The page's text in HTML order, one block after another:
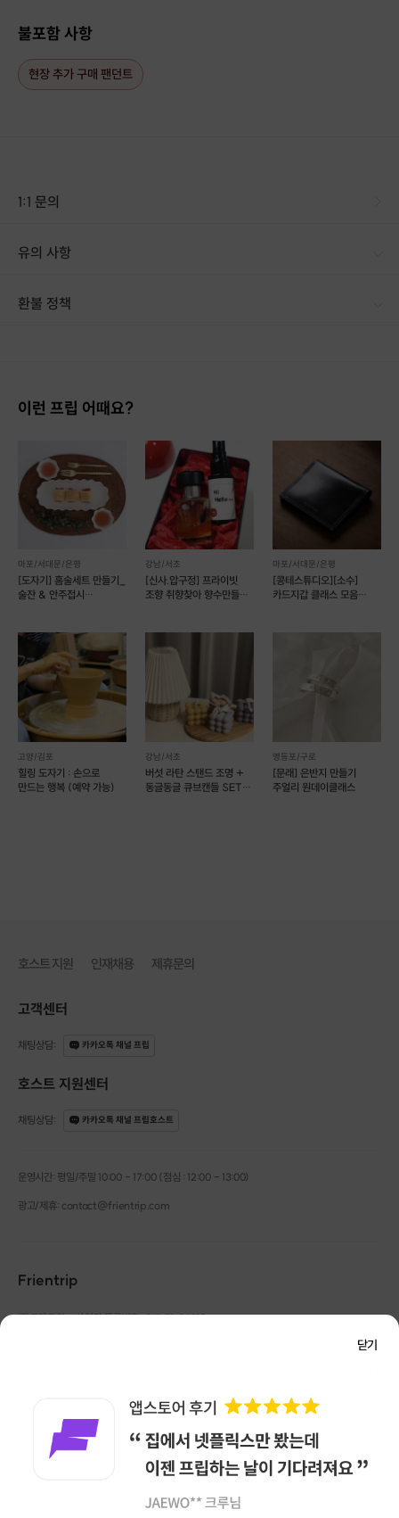
닫기
불포함 사항
현장 추가 구매 팬던트
1:1 문의
유의 사항
환불 정책
이런 프립 어때요?
마포/서대문/은평
[도자기] 홈술세트 만들기_
술잔 & 안주접시
강남/서초
[신사.압구정] 프라이빗
조향 취향찾아 향수만들기
마포/서대문/은평
[콩테스튜디오][소수]
카드지갑 클래스 모음
고양/김포
힐링 도자기 : 손으로
만드는 행복 (예약 가능)
강남/서초
버섯 라탄 스탠드 조명 +
동글동글 큐브캔들 SET
영등포/구로
[문래] 은반지 만들기
주얼리 원데이클래스
호스트 지원 인재채용 제휴문의
고객센터
채팅상담: 카카오톡 채널 프립
호스트 지원센터
채팅상담: 카카오톡 채널 프립호스트
운영시간: 평일/주말 10:00 - 17:00 (점심 : 12:00 - 13:00)
광고/제휴: contact@frientrip.com
Frientrip
㈜프렌트립 | 사업자 등록번호 : 261-81-04385
대해 ㈜프렌트립은 일체의 책임을 지지 않습니다.
NICEPAY 안전거래 서비스 : 고객님의 안전거래를 위해 현금 결제 시, 저희 사이트에서 가입한
구매안전 서비스를 이용할 수 있습니다.가입 확인
이용약관
앱 다운로드